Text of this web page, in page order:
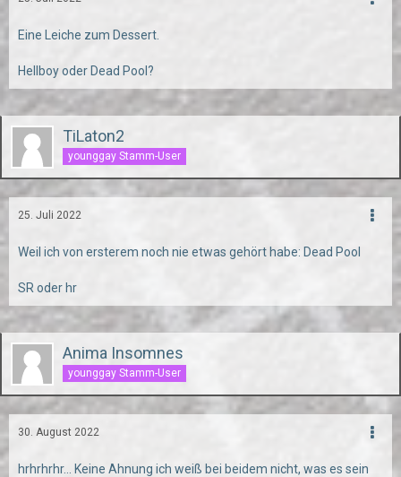
Eine Leiche zum Dessert.
Hellboy oder Dead Pool?
TiLaton2
younggay Stamm-User
25. Juli 2022
Weil ich von ersterem noch nie etwas gehört habe: Dead Pool
SR oder hr
Anima Insomnes
younggay Stamm-User
30. August 2022
hrhrhrhr... Keine Ahnung ich weiß bei beidem nicht, was es sein